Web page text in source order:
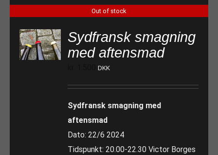
Out of stock
Sydfransk smagning
med aftensmad
DKK
Sydfransk smagning med
aftensmad
Dato: 22/6 2024
Tidspunkt: 20.00-22.30 Victor Borges